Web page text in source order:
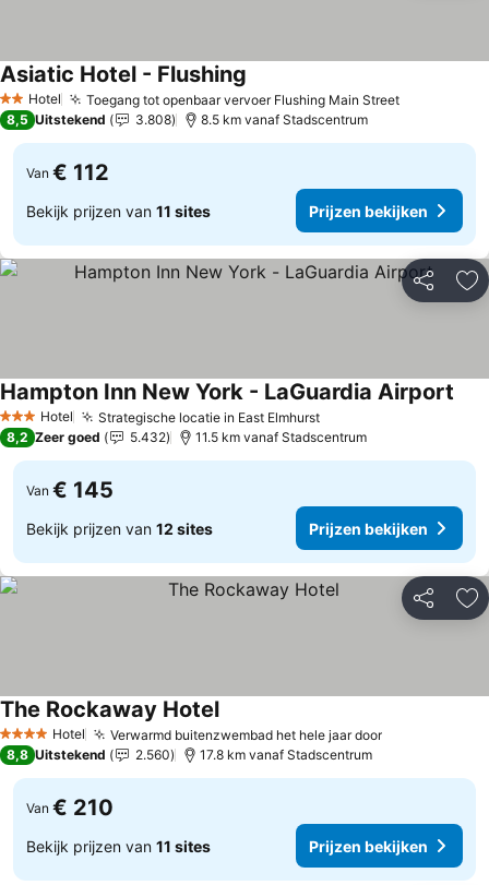
2 Sterren
Hotel Toegang tot openbaar vervoer Flushing Main StreetPrijzen
Asiatic Hotel - Flushing
8,5 Uitstekend 3.808 8.5 km vanaf Stadscentrum
Van € 112
Bekijk prijzen van 11 sites Prijzen bekijken
Delen
3 SterrenHotel Strategische locatie in East ElmhurstPrijzen bekijken
Hampton Inn New York - LaGuardia Airport
8,2 Zeer goed 5.432 11.5 km vanaf Stadscentrum
Van € 145
Bekijk prijzen van 12 sites Prijzen bekijken
Delen
4 SterrenHotel Verwarmd buitenzwembad het hele jaar doorPrijzen
The Rockaway HotelPrijzen bekijken
8,8 Uitstekend 2.560 17.8 km vanaf Stadscentrum
Van € 210
Bekijk prijzen van 11 sites Prijzen bekijken